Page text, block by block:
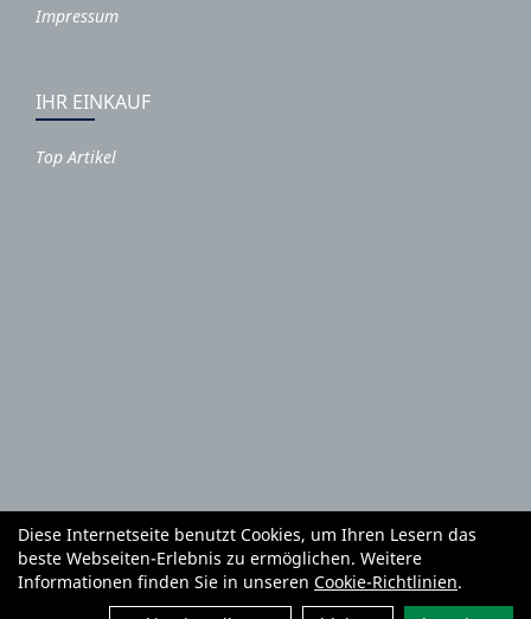
Impressum
IHR EINKAUF
Top Artikel
Autoteile und Zubehör E-Roller
Fahrräder
Fahrradzubehör
Fahrradteile Bekleidung
Mietgeräte
Reifenhandel und Montage
Garten und Forstgeräte Service
Diese Internetseite benutzt Cookies, um Ihren Lesern das
beste Webseiten-Erlebnis zu ermöglichen. Weitere
Informationen finden Sie in unseren Cookie-Richtlinien.